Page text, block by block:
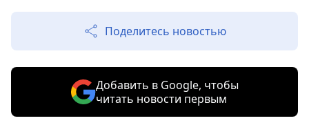
Поделитесь новостью
Добавить в Google, чтобы
читать новости первым